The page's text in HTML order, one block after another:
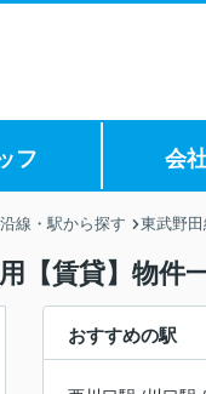
フ 会
沿線・駅から探す 東武野
【賃貸】物件
おすすめの駅